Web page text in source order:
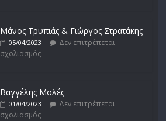
Μάνος Τρυπιάς & Γιώργος Στρατάκης
05/04/2023
Δεν επιτρέπεται
σχολιασμός
Βαγγέλης Μολές
01/04/2023
Δεν επιτρέπεται
σχολιασμός